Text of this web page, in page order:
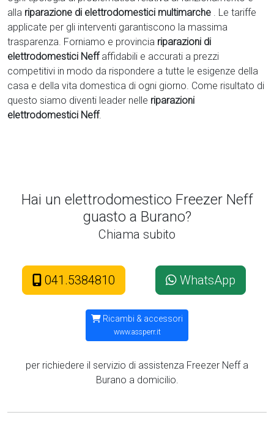
alla riparazione di elettrodomestici multimarche . Le tariffe
applicate per gli interventi garantiscono la massima
trasparenza. Forniamo e provincia riparazioni di
elettrodomestici Neffaffidabili e accurati a prezzi
competitivi in modo da rispondere a tutte le esigenze della
casa e della vita domestica di ogni giorno. Come risultato di
questo siamo diventi leader nelle riparazioni
elettrodomestici Neff.
Hai un elettrodomestico Freezer Neff
guasto a Burano?
Chiama subito
041.5384810 WhatsApp
Ricambi & accessori
www.assperr.it
per richiedere il servizio di assistenza Freezer Neff a
Burano a domicilio.